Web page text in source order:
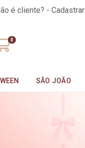
é cliente? - Cadastrar
0
SÃO JOÃO